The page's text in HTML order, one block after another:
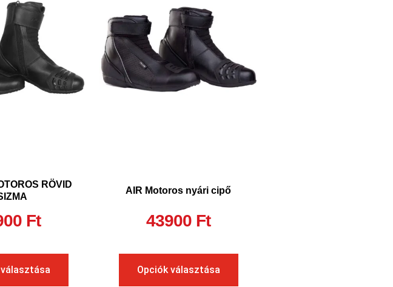
RÖVID
Ft
AIR Motoros nyári cipő
43900 Ft
Opciók választása